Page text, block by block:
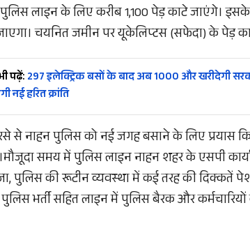
लाइन के लिए करीब 1,100 पेड़ काटे जाएंगे।
चयनित जमीन पर यूकेलिप्टस (सफेदा) के पेड़
पढ़ें: 297 इलेक्ट्रिक बसों के बाद अब 1000 और खरीदेगी
नई हरित क्रांति
से नाहन पुलिस को नई जगह बसाने के लिए प्रयास
समय में पुलिस लाइन नाहन शहर के एसपी
पुलिस की रूटीन व्यवस्था में कई तरह की दिक्कतें
भर्ती सहित लाइन में पुलिस बैरक और